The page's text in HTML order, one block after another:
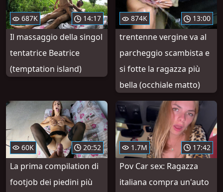
687K 14:17
Il massaggio della singol
tentatrice Beatrice
(temptation island)
874K 13:00
trentenne vergine va al
parcheggio scambista e
si fotte la ragazza più
bella (occhiale matto)
60K 20:52
La prima compilation di
footjob dei piedini più
1.7M 17:42
Pov Car sex: Ragazza
italiana compra un'auto